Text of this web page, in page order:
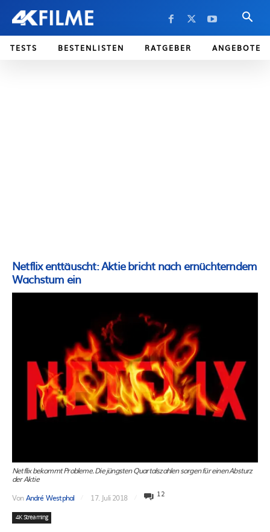
TESTS BESTENLISTEN RATGEBER ANGEBOTE
Netflix enttäuscht: Aktie bricht nach ernüchterndem
Wachstum ein
Netflix bekommt Probleme. Die jüngsten Quartalszahlen sorgen für einen Absturz
der Aktie
VonAndré Westphal 17. Juli 2018 12
4K Streaming